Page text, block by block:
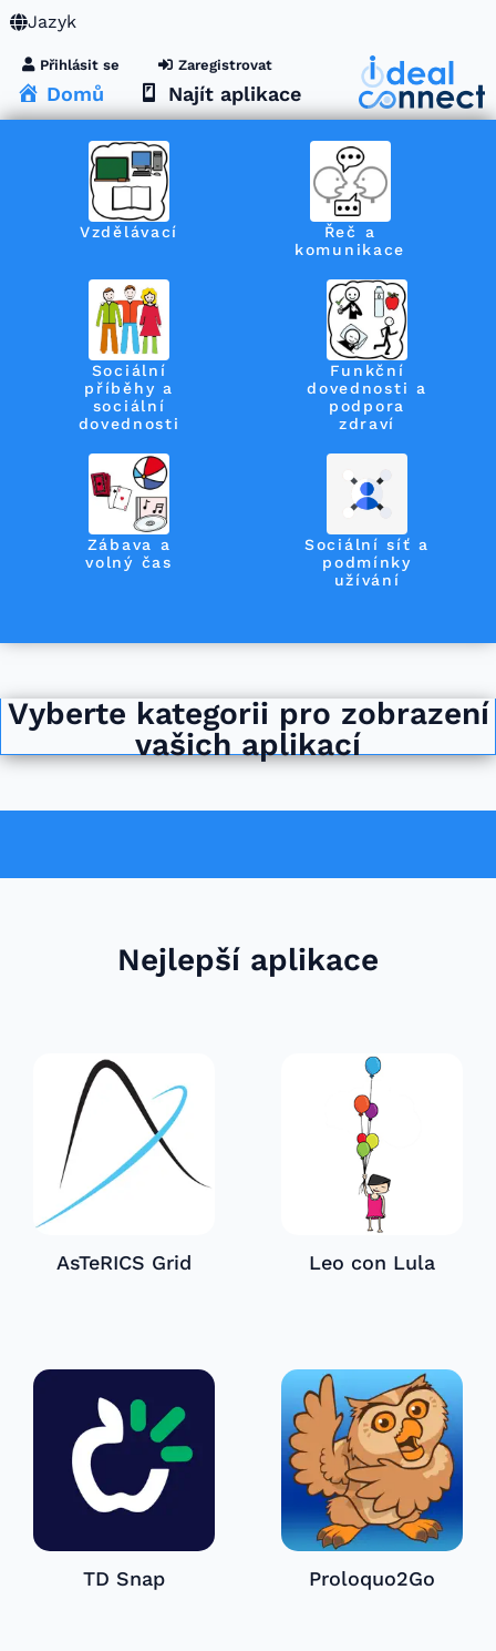
Jazyk
Přihlásit se Zaregistrovat
Domů Najít aplikace
Vzdělávací
Řeč a
komunikace
Sociální
příběhy a
sociální
dovednosti
Funkční
dovednosti a
podpora
zdraví
Zábava a
volný čas
Sociální síť a
podmínky
užívání
Vyberte kategorii pro zobrazení
vašich aplikací
Nejlepší aplikace
AsTeRICS Grid Leo con Lula
TD Snap Proloquo2Go